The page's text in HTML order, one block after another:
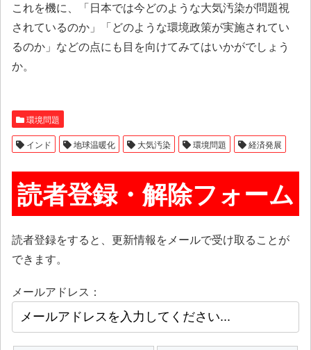
これを機に、「日本では今どのような大気汚染が問題視
されているのか」「どのような環境政策が実施されてい
るのか」などの点にも目を向けてみてはいかがでしょう
か。
環境問題
インド 地球温暖化 大気汚染 環境問題 経済発展
読者登録・解除フォーム
読者登録をすると、更新情報をメールで受け取ることが
できます。
メールアドレス：